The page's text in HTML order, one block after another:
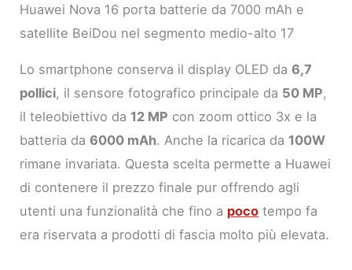
Huawei Nova 16 porta batterie da 7000 mAh e
satellite BeiDou nel segmento medio-alto 17
Lo smartphone conserva il display OLED da6,7
pollici, il sensore fotografico principale da 50 MP,
il teleobiettivo da 12 MP con zoom ottico 3x e la
batteria da6000 mAh. Anche la ricarica da 100W
rimane invariata. Questa scelta permette a Huawei
di contenere il prezzo finale pur offrendo agli
utenti una funzionalità che fino a poco tempo fa
era riservata a prodotti di fascia molto più elevata.